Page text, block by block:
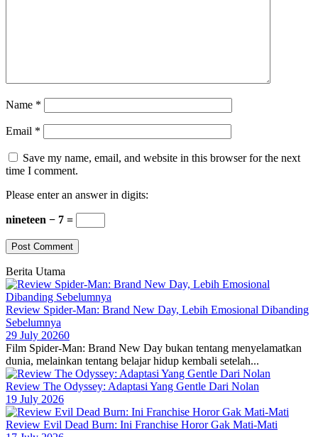
Name *
Email *
Save my name, email, and website in this browser for the next
time I comment.
Please enter an answer in digits:
nineteen − 7 =
Berita Utama
Review Spider-Man: Brand New Day, Lebih Emosional Dibanding
Sebelumnya
29 July 20260
Film Spider-Man: Brand New Day bukan tentang menyelamatkan
dunia, melainkan tentang belajar hidup kembali setelah...
Review The Odyssey: Adaptasi Yang Gentle Dari Nolan
19 July 2026
Review Evil Dead Burn: Ini Franchise Horor Gak Mati-Mati